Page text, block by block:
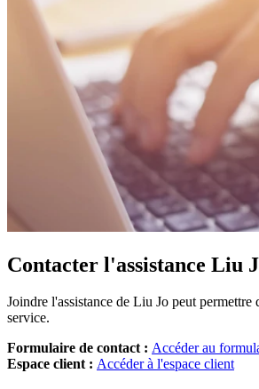
Contacter l'assistance Liu
Joindre l'assistance de Liu Jo peut
service.
Formulaire de contact : Accéder au
Espace client : Accéder à l'espace client